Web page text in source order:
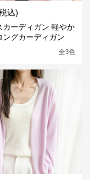
込)
カーディガン 軽やか
ングカーディガン
全3色